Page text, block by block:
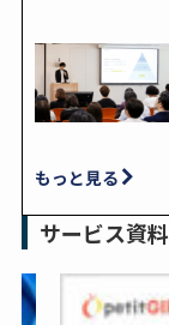
もっと見る
サービス資